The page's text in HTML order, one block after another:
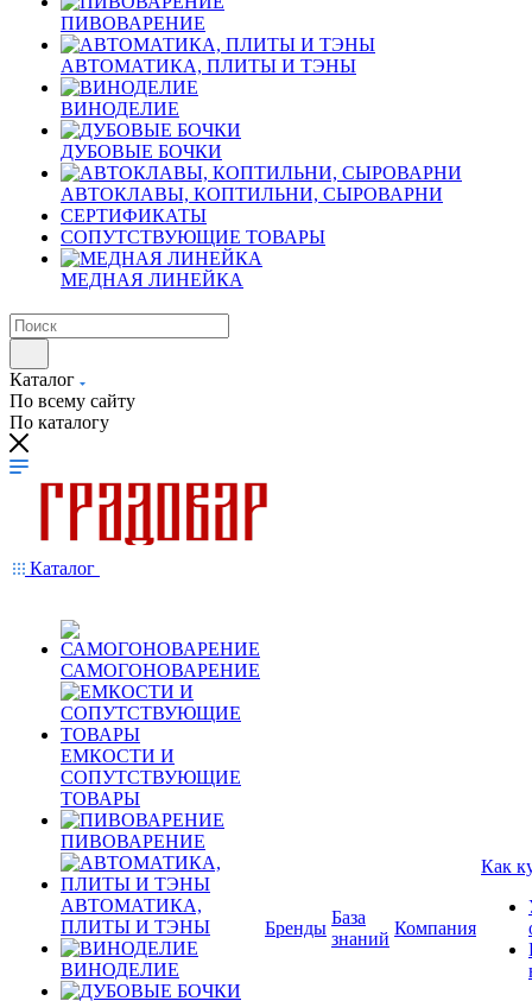
ПИВОВАРЕНИЕ
АВТОМАТИКА, ПЛИТЫ И ТЭНЫ
ВИНОДЕЛИЕ
ДУБОВЫЕ БОЧКИ
АВТОКЛАВЫ, КОПТИЛЬНИ, СЫРОВАРНИ
СЕРТИФИКАТЫ
СОПУТСТВУЮЩИЕ ТОВАРЫ
МЕДНАЯ ЛИНЕЙКА
Каталог
По всему сайту
По каталогу
Каталог
САМОГОНОВАРЕНИЕ
ЕМКОСТИ И
СОПУТСТВУЮЩИЕ
ТОВАРЫ
ПИВОВАРЕНИЕ
АВТОМАТИКА,
ПЛИТЫ И ТЭНЫ
ВИНОДЕЛИЕ
Бренды
База
знаний
Компания
Как